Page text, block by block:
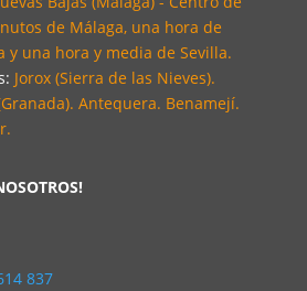
de Málaga, una hora de
y una hora y media de Sevilla.
Jorox (Sierra de las Nieves).
Antequera. Benamejí.
837